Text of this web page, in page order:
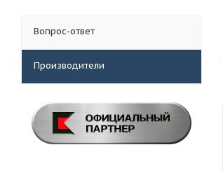
Вопрос-ответ
Производители